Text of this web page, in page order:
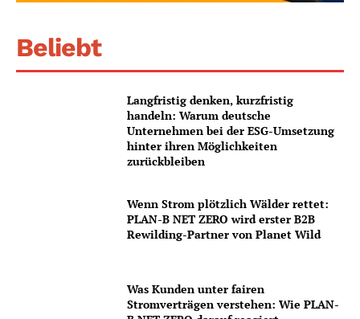
Beliebt
Langfristig denken, kurzfristig
handeln: Warum deutsche
Unternehmen bei der ESG-Umsetzung
hinter ihren Möglichkeiten
zurückbleiben
Wenn Strom plötzlich Wälder rettet:
PLAN-B NET ZERO wird erster B2B
Rewilding-Partner von Planet Wild
Was Kunden unter fairen
Stromverträgen verstehen: Wie PLAN-